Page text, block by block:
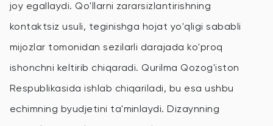
joy egallaydi. Qo'llarni zararsizlantirishning
kontaktsiz usuli, teginishga hojat yo'qligi sababli
mijozlar tomonidan sezilarli darajada ko'proq
ishonchni keltirib chiqaradi. Qurilma Qozog'iston
Respublikasida ishlab chiqariladi, bu esa ushbu
echimning byudjetini ta'minlaydi. Dizaynning